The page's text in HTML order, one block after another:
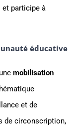
et participe à
éducative
mobilisation
et de
de circonscription,